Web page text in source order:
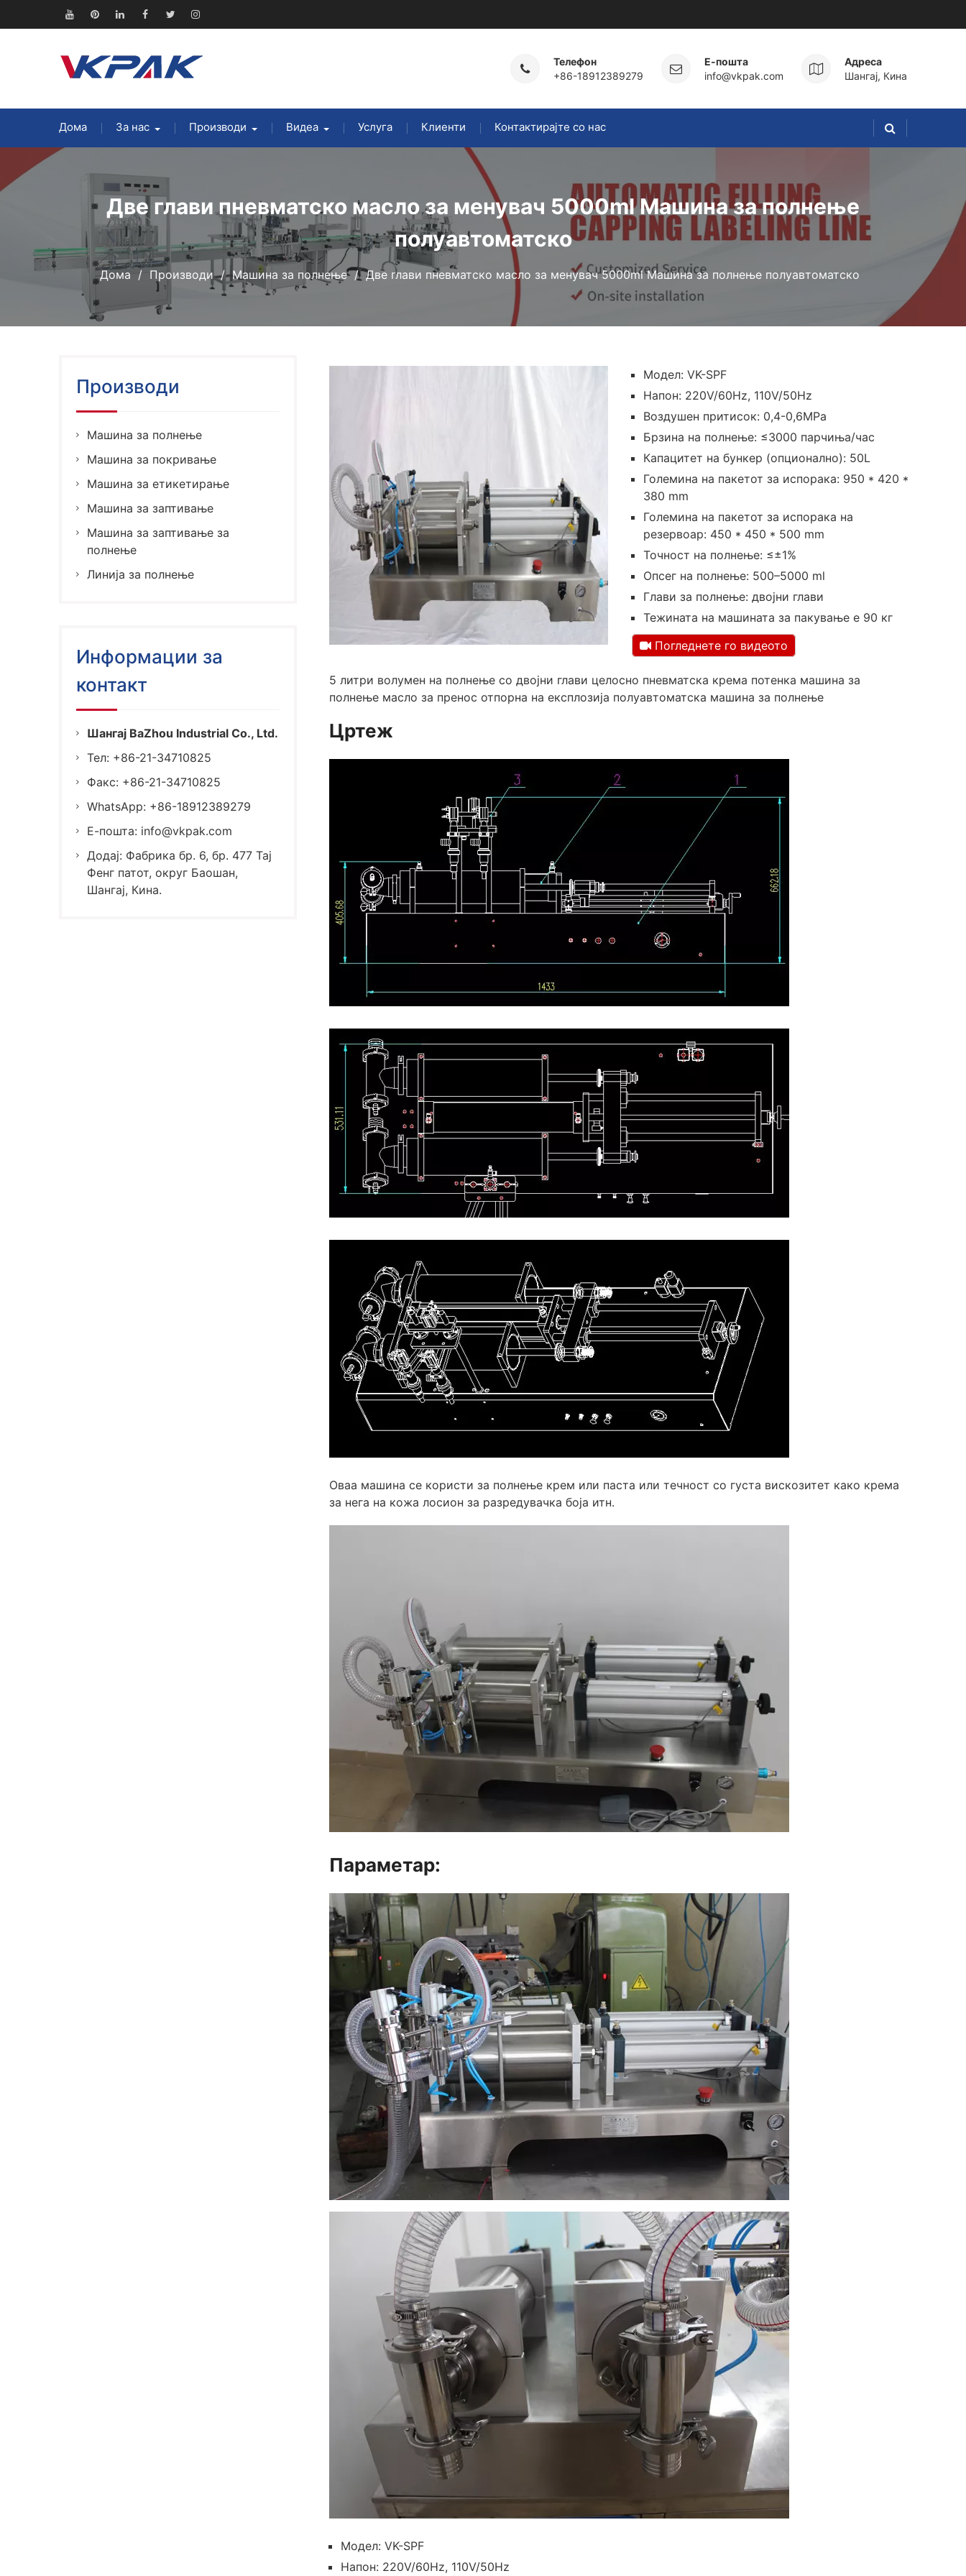
Прескокнете
до
YouTubePinterestЛинкедин
ФејсбукТвитерИнстаграм
Телефон
+86-18912389279
Е-пошта
info@vkpak.com
Адреса
Шангај, Кина
Дома За нас Производи Видеа Услуга Клиенти Контактирајте со нас
Две глави пневматско масло за менувач 5000ml Машина за полнење
полуавтоматско
Дома Производи Машина за полнење Две глави пневматско масло за менувач 5000ml Машина за полнење полуавтоматско
Модел: VK-SPF
Напон: 220V/60Hz, 110V/50Hz
Воздушен притисок: 0,4-0,6MPa
Брзина на полнење: ≤3000 парчиња/час
Капацитет на бункер (опционално): 50L
Големина на пакетот за испорака: 950 * 420 *
380 mm
Големина на пакетот за испорака на
резервоар: 450 * 450 * 500 mm
Точност на полнење: ≤±1%
Опсег на полнење: 500–5000 ml
Глави за полнење: двојни глави
Тежината на машината за пакување е 90 кг
Погледнете го видеото
5 литри волумен на полнење со двојни глави целосно пневматска крема потенка машина за
полнење масло за пренос отпорна на експлозија полуавтоматска машина за полнење
Цртеж
Оваа машина се користи за полнење крем или паста или течност со густа вискозитет како крема
за нега на кожа лосион за разредувачка боја итн.
Параметар:
Модел: VK-SPF
Напон: 220V/60Hz, 110V/50Hz
Производи
Машина за полнење
Машина за покривање
Машина за етикетирање
Машина за заптивање
Машина за заптивање за
полнење
Линија за полнење
Информации за
контакт
Шангај BaZhou Industrial Co., Ltd.
Тел: +86-21-34710825
Факс: +86-21-34710825
WhatsApp: +86-18912389279
Е-пошта: info@vkpak.com
Додај: Фабрика бр. 6, бр. 477 Тај
Фенг патот, округ Баошан,
Шангај, Кина.